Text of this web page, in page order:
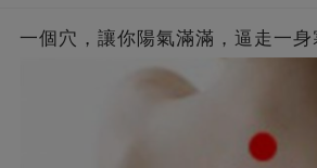
一個穴，讓你陽氣滿滿，逼走一身